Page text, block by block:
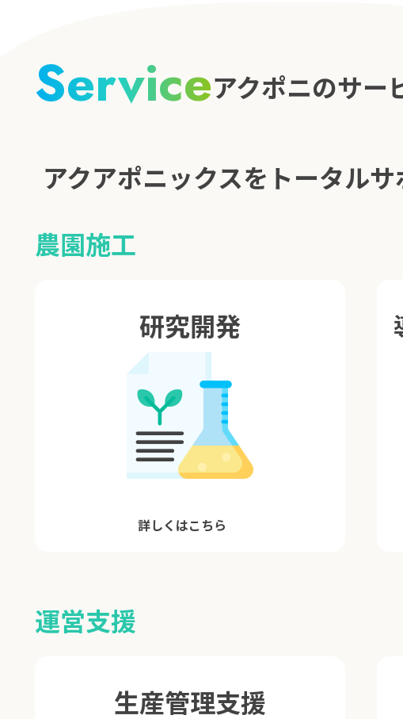
Serviceアクポニのサー
アクアポニックスをトータルサ
農園施工
研究開発
詳しくはこちら
運営支援
生産管理支援